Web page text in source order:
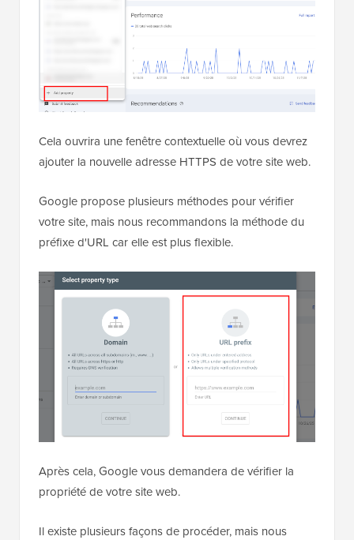
Cela ouvrira une fenêtre contextuelle où vous devrez
ajouter la nouvelle adresse HTTPS de votre site web.
Google propose plusieurs méthodes pour vérifier
votre site, mais nous recommandons la méthode du
préfixe d'URL car elle est plus flexible.
Après cela, Google vous demandera de vérifier la
propriété de votre site web.
Il existe plusieurs façons de procéder, mais nous